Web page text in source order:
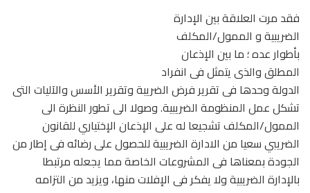
فقد مرت العلاقة بين الإدارة
الضريبية و الممول/المكلف
بأطوار عده ؛ ما بين الإذعان
المطلق والذى يتمثل فى انفراد
الدولة وحدها فى تقرير فرض الضريبة وتقرير الأسس والآليات التى
تشكل عمل المنظومة الضريبية. وصولا الى تطور النظرة الى
الممول/المكلف تشجيعا له على الإذعان الإختياري للقانون
الضريبي سعيا من الادارة الضريبية للحصول على رضائه فى إطار من
الجودة بمعناها فى المشروعات الخاصة مما يجعله مرتبطا
بالإدارة الضريبية ولا يفكر فى الإفلات منها، ويزيد من التزامه